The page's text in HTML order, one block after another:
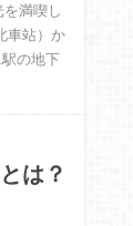
満喫し
車站）か
の地下
は？